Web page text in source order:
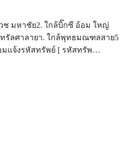
ช มหาชัย2. ใกล้บิ๊กซี อ้อม ใหญ่
รัลศาลายา. ใกล้พุทธมณฑลสาย5
มแจ้งรหัสทรัพย์ [ รหัสทรัพ…